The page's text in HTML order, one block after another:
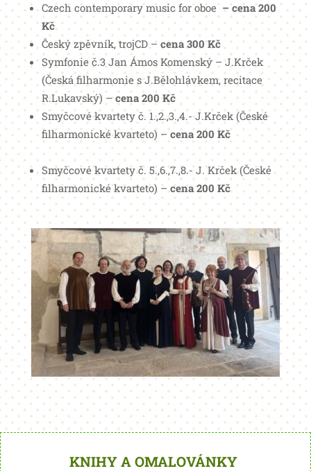
Czech contemporary music for oboe – cena 200
Kč
Český zpěvník, trojCD – cena 300 Kč
Symfonie č.3 Jan Ámos Komenský – J.Krček
(Česká filharmonie s J.Bělohlávkem, recitace
R.Lukavský) –cena 200 Kč
Smyčcové kvartety č. 1.,2.,3.,4.- J.Krček (České
filharmonické kvarteto) –cena 200 Kč
Smyčcové kvartety č. 5.,6.,7.,8.- J. Krček (České
filharmonické kvarteto) –cena 200 Kč
KNIHY A OMALOVÁNKY